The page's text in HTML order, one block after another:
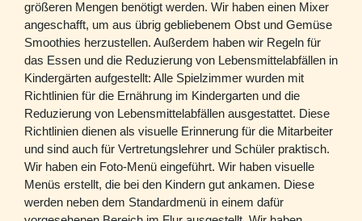
größeren Mengen benötigt werden. Wir haben einen Mixer
angeschafft, um aus übrig gebliebenem Obst und Gemüse
Smoothies herzustellen. Außerdem haben wir Regeln für
das Essen und die Reduzierung von Lebensmittelabfällen in
Kindergärten aufgestellt: Alle Spielzimmer wurden mit
Richtlinien für die Ernährung im Kindergarten und die
Reduzierung von Lebensmittelabfällen ausgestattet. Diese
Richtlinien dienen als visuelle Erinnerung für die Mitarbeiter
und sind auch für Vertretungslehrer und Schüler praktisch.
Wir haben ein Foto-Menü eingeführt. Wir haben visuelle
Menüs erstellt, die bei den Kindern gut ankamen. Diese
werden neben dem Standardmenü in einem dafür